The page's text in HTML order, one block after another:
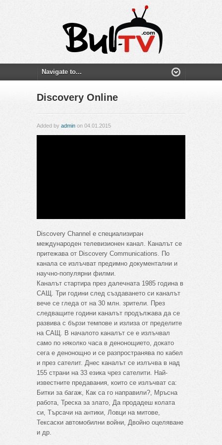
Discovery Online
Added by admin on 04.01.2015
Discovery Channel е специализиран
международен телевизионен канал. Каналът се
притежава от Discovery Communications. По
канала се излъчват предимно документални и
научно-популярни филми.
Каналът стартира през далечната 1985 година в
САЩ. Три години след създаването си каналът
вече се гледа от на 30 млн. зрители. През
следващите години каналът продължава да се
развива с бързи темпове и излиза от пределите
на САЩ. В началото каналът се е излъчвал
само по няколко часа в денонощието, докато
сега е денонощно и се разпространява по кабел
и през сателит. Днес каналът се излъчва в над
155 страни на 33 езика чрез сателити. Най-
известните предавания, които се излъчват са:
Битки за багаж, Как са го направили?, Мръсна
работа, Треска за злато, Да продадеш колата
си, Търсачи на антики, Ловци на митове,
Тексаски автомобилни войни, Двойно оцеляване
и др.